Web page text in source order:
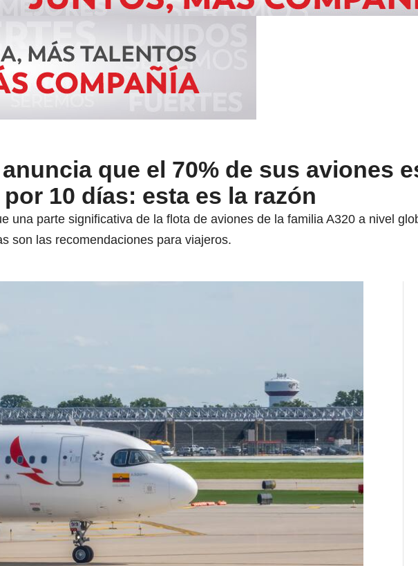
que el 70% de sus aviones
10 días: esta es la razón
una parte significativa de la flota de aviones de la familia A320 a nivel
son las recomendaciones para viajeros.